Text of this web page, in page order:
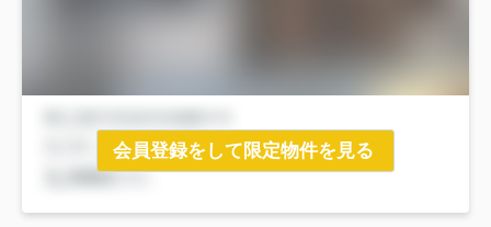
会員登録をして限定物件を見る